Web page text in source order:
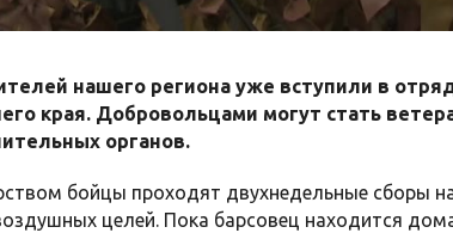
нашего региона уже вступили в
края. Добровольцами могут стать
органов.
бойцы проходят двухнедельные сборы
целей. Пока барсовец находится